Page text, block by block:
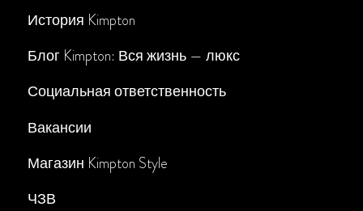
История Kimpton
Блог Kimpton: Вся жизнь — люкс
Социальная ответственность
Вакансии
Магазин Kimpton Style
ЧЗВ